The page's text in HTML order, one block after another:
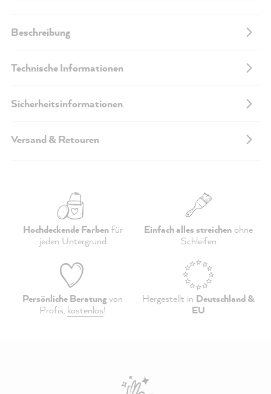
Beschreibung
Technische Informationen
Sicherheitsinformationen
Versand & Retouren
Hochdeckende Farbenfür
jeden Untergrund
Einfach alles streichen ohne
Schleifen
Persönliche Beratungvon
Profis, kostenlos!
Hergestellt in Deutschland &
EU